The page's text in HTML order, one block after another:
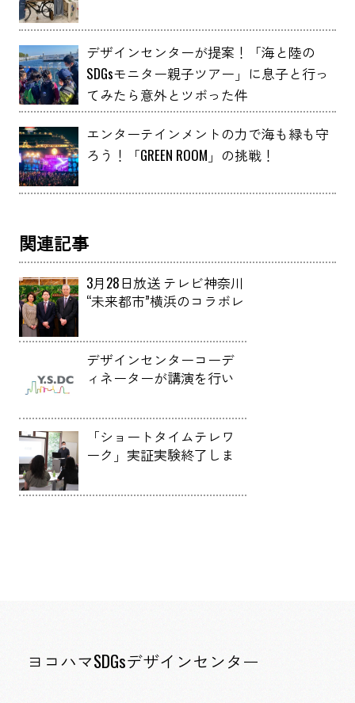
デザインセンターが提案！「海と陸の
SDGsモニター親子ツアー」に息子と行っ
てみたら意外とツボった件
エンターテインメントの力で海も緑も守
ろう！「GREEN ROOM」の挑戦！
関連記事
3月28日放送 テレビ神奈川
“未来都市”横浜のコラボレ
信時が出演しました。
デザインセンターコーデ
ィネーターが講演を行い
「ショートタイムテレワ
ーク」実証実験終了しま
ヨコハマSDGsデザインセンター